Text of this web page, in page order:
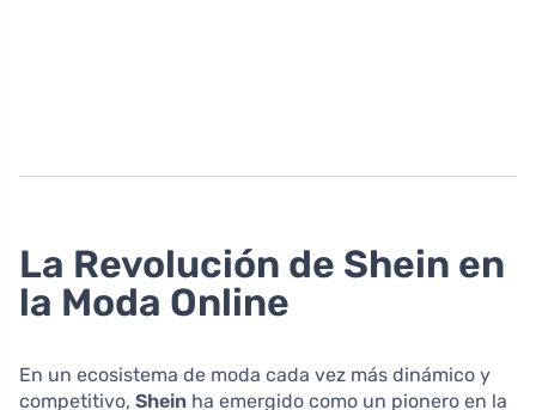
La Revolución de Shein en
la Moda Online
En un ecosistema de moda cada vez más dinámico y
competitivo, Shein ha emergido como un pionero en la